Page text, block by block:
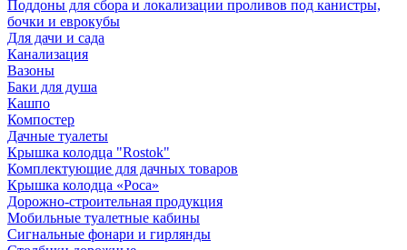
Поддоны для сбора и локализации проливов под канистры,
бочки и еврокубы
Для дачи и сада
Канализация
Вазоны
Баки для душа
Кашпо
Компостер
Дачные туалеты
Крышка колодца "Rostok"
Комплектующие для дачных товаров
Крышка колодца «Роса»
Дорожно-строительная продукция
Мобильные туалетные кабины
Сигнальные фонари и гирлянды